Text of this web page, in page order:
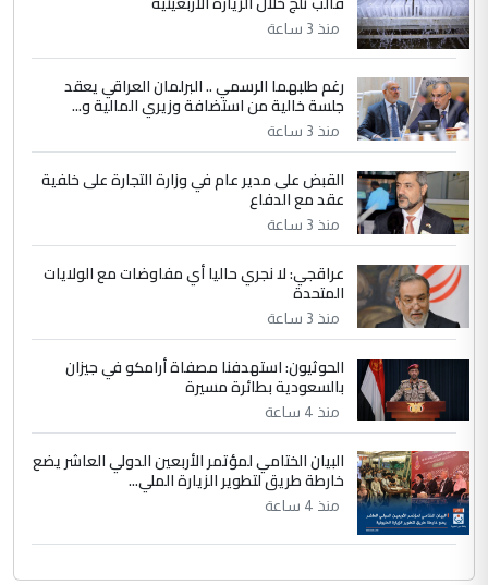
عبد الأمير جاسم هليل
التعليق : نحن اباء الطلاب الأوائل على العراق
نتشرف بلقاء السيد احمد الصافي في العتبات
الحسنية لزرع ...
الموضوع :
مكتب السيد احمد الصافي : لا يوجود
لدينا اي حساب على الفيس بوك وتويتر
منذ 3 ساعة
رغم طلبهما الرسمي .. البرلمان العراقي يعقد
جلسة خالية من استضافة وزيري المالية و...
منذ 3 ساعة
القبض على مدير عام في وزارة التجارة على خلفية
عقد مع الدفاع
منذ 3 ساعة
عراقجي: لا نجري حاليا أي مفاوضات مع الولايات
المتحدة
منذ 3 ساعة
الحوثيون: استهدفنا مصفاة أرامكو في جيزان
بالسعودية بطائرة مسيرة
منذ 4 ساعة
البيان الختامي لمؤتمر الأربعين الدولي العاشر يضع
خارطة طريق لتطوير الزيارة الملي...
منذ 4 ساعة